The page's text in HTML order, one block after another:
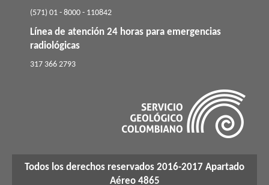
(571) 01 - 8000 - 110842
Línea de atención 24 horas para emergencias
radiológicas
​317 366 2793
Todos los derechos reservados 2016-2017 Apartado
Aéreo 4865